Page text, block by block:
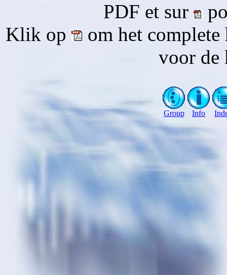
PDF et sur
Klik op
om het
voor de
Group Info